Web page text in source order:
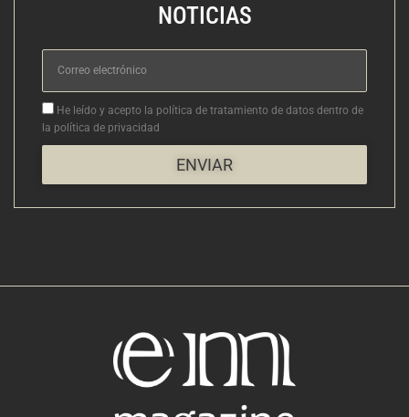
NOTICIAS
Correo
electrónico
Aceptacion
He leído y acepto la política de tratamiento de datos dentro de
la política de privacidad
ENVIAR